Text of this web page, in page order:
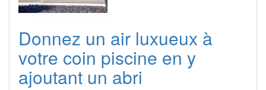
Donnez un air luxueux à
votre coin piscine en y
ajoutant un abri